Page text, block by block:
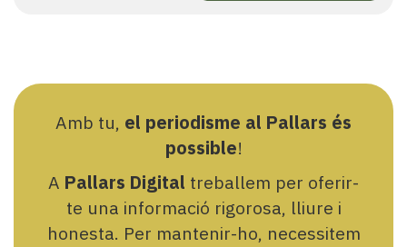
Amb tu, el periodisme al Pallars és
possible!
A Pallars Digital treballem per oferir-
te una informació rigorosa, lliure i
honesta. Per mantenir-ho, necessitem